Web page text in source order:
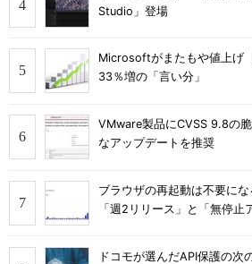
Studio」登場
Microsoftがまたもや値上
33％増の「言い分」
VMware製品にCVSS 9.8の
なアップデートを推奨
ブラウザの再起動は不要に
「週2リリース」と「無停止
ドコモが選んだAPI保護の